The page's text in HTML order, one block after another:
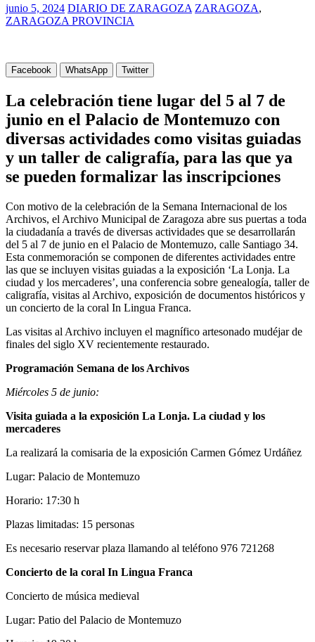
junio 5, 2024 DIARIO DE ZARAGOZA ZARAGOZA,
ZARAGOZA PROVINCIA
Facebook WhatsApp Twitter
La celebración tiene lugar del 5 al 7 de
junio en el Palacio de Montemuzo con
diversas actividades como visitas guiadas
y un taller de caligrafía, para las que ya
se pueden formalizar las inscripciones
Con motivo de la celebración de la Semana Internacional de los
Archivos, el Archivo Municipal de Zaragoza abre sus puertas a toda
la ciudadanía a través de diversas actividades que se desarrollarán
del 5 al 7 de junio en el Palacio de Montemuzo, calle Santiago 34.
Esta conmemoración se componen de diferentes actividades entre
las que se incluyen visitas guiadas a la exposición ‘La Lonja. La
ciudad y los mercaderes’, una conferencia sobre genealogía, taller de
caligrafía, visitas al Archivo, exposición de documentos históricos y
un concierto de la coral In Lingua Franca.
Las visitas al Archivo incluyen el magnífico artesonado mudéjar de
finales del siglo XV recientemente restaurado.
Programación Semana de los Archivos
Miércoles 5 de junio:
Visita guiada a la exposición La Lonja. La ciudad y los
mercaderes
La realizará la comisaria de la exposición Carmen Gómez Urdáñez
Lugar: Palacio de Montemuzo
Horario: 17:30 h
Plazas limitadas: 15 personas
Es necesario reservar plaza llamando al teléfono 976 721268
Concierto de la coral In Lingua Franca
Concierto de música medieval
Lugar: Patio del Palacio de Montemuzo